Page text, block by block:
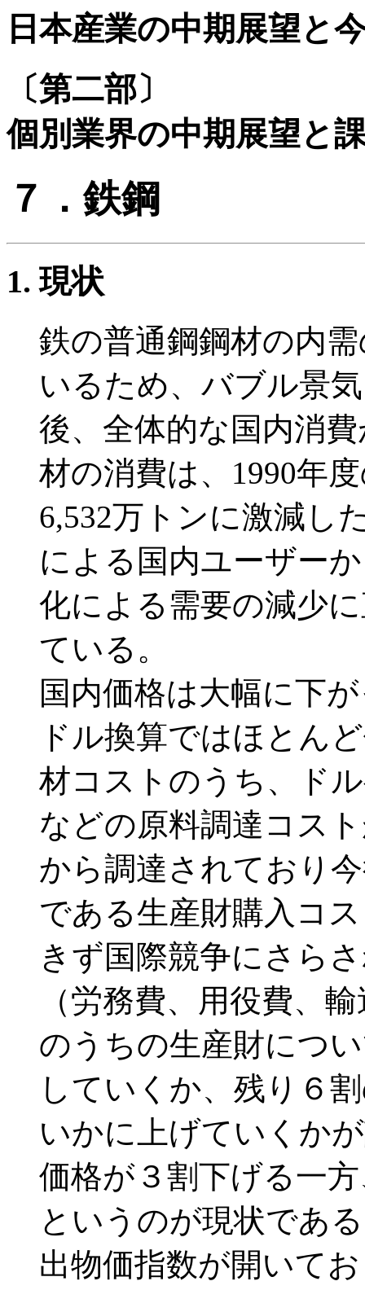
日本産業の中期展望と
〔第二部〕
個別業界の中期展望と
７．鉄鋼
現状
鉄の普通鋼鋼材の内
いるため、バブル景
後、全体的な国内消
材の消費は、1990年
6,532万トンに激減し
による国内ユーザー
化による需要の減少
ている。
国内価格は大幅に下
ドル換算ではほとん
材コストのうち、ド
などの原料調達コス
から調達されており
である生産財購入コ
きず国際競争にさら
（労務費、用役費、
のうちの生産財につ
していくか、残り６
いかに上げていくか
価格が３割下げる一
というのが現状であ
出物価指数が開いて